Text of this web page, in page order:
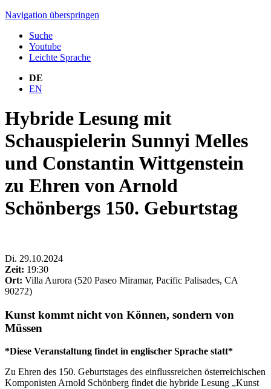
Navigation überspringen
Suche
Youtube
Leichte Sprache
DE
EN
Hybride Lesung mit
Schauspielerin Sunnyi Melles
und Constantin Wittgenstein
zu Ehren von Arnold
Schönbergs 150. Geburtstag
Di. 29.10.2024
Zeit: 19:30
Ort: Villa Aurora (520 Paseo Miramar, Pacific Palisades, CA
90272)
Kunst kommt nicht von Können, sondern von
Müssen
*Diese Veranstaltung findet in englischer Sprache statt*
Zu Ehren des 150. Geburtstages des einflussreichen österreichischen
Komponisten Arnold Schönberg findet die hybride Lesung „Kunst